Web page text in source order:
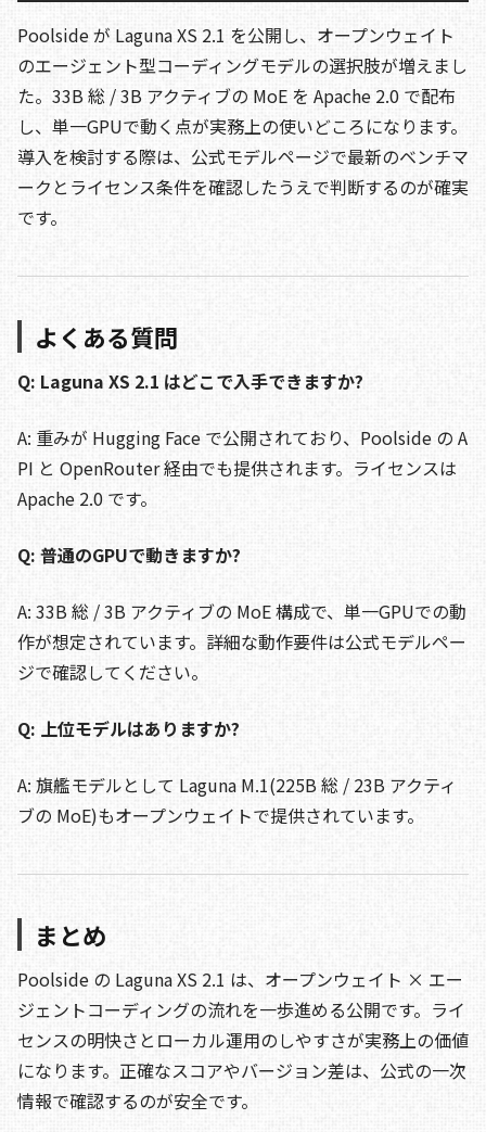
Poolside が Laguna XS 2.1 を公開し、オープンウェイト
のエージェント型コーディングモデルの選択肢が増えまし
た。33B 総 / 3B アクティブの MoE を Apache 2.0 で配布
し、単一GPUで動く点が実務上の使いどころになります。
導入を検討する際は、公式モデルページで最新のベンチマ
ークとライセンス条件を確認したうえで判断するのが確実
です。
よくある質問
Q: Laguna XS 2.1 はどこで入手できますか?
A: 重みが Hugging Face で公開されており、Poolside の A
PI と OpenRouter 経由でも提供されます。ライセンスは
Apache 2.0 です。
Q: 普通のGPUで動きますか?
A: 33B 総 / 3B アクティブの MoE 構成で、単一GPUでの動
作が想定されています。詳細な動作要件は公式モデルペー
ジで確認してください。
Q: 上位モデルはありますか?
A: 旗艦モデルとして Laguna M.1(225B 総 / 23B アクティ
ブの MoE)もオープンウェイトで提供されています。
まとめ
Poolside の Laguna XS 2.1 は、オープンウェイト × エー
ジェントコーディングの流れを一歩進める公開です。ライ
センスの明快さとローカル運用のしやすさが実務上の価値
になります。正確なスコアやバージョン差は、公式の一次
情報で確認するのが安全です。